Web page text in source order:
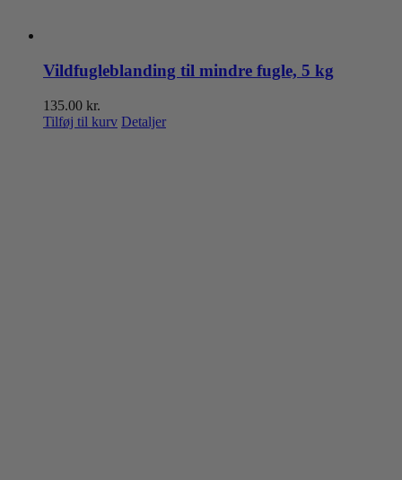
Vildfugleblanding til mindre fugle, 5 kg
135.00 kr.
Tilføj til kurv Detaljer